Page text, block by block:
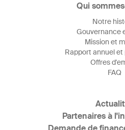
Qui
Notre
Gouvernance
Mission et
Rapport annuel
Offres
FAQ
Partenaires à